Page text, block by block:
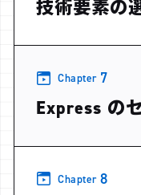
技術要素の
Chapter 7
Express の
Chapter 8